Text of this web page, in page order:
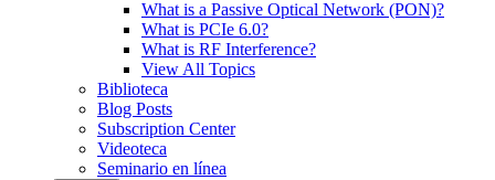
What is a Passive Optical Network (PON)?
What is PCIe 6.0?
What is RF Interference?
View All Topics
Biblioteca
Blog Posts
Subscription Center
Videoteca
Seminario en línea